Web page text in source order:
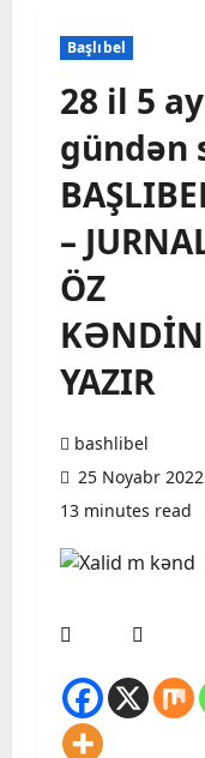
Başlıbel
28 il 5
gündən
–
ÖZ
YAZIR
bashlibel
25 Noyabr 2022
13 minutes read